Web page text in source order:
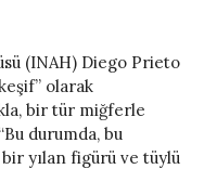
(INAH) Diego Prieto
olarak
bir tür miğferle
durumda, bu
yılan figürü ve tüylü